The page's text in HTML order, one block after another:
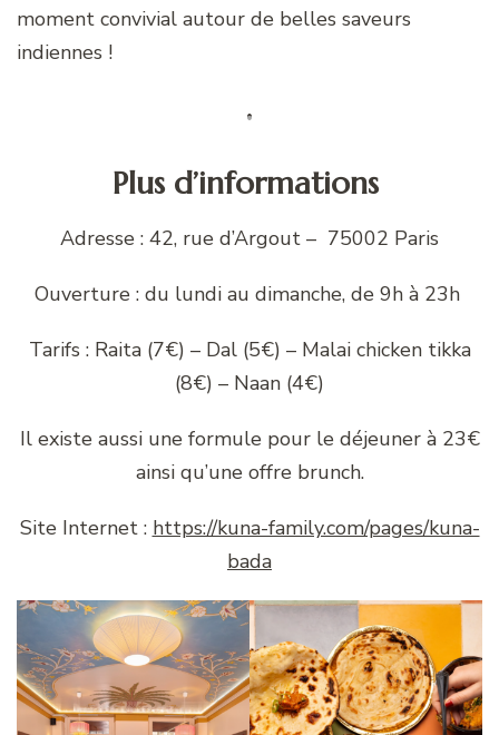
moment convivial autour de belles saveurs
indiennes !
Plus d’informations
Adresse : 42, rue d’Argout – 75002 Paris
Ouverture : du lundi au dimanche, de 9h à 23h
Tarifs : Raita (7€) – Dal (5€) – Malai chicken tikka
(8€) – Naan (4€)
Il existe aussi une formule pour le déjeuner à 23€
ainsi qu’une offre brunch.
Site Internet : https://kuna-family.com/pages/kuna-
bada